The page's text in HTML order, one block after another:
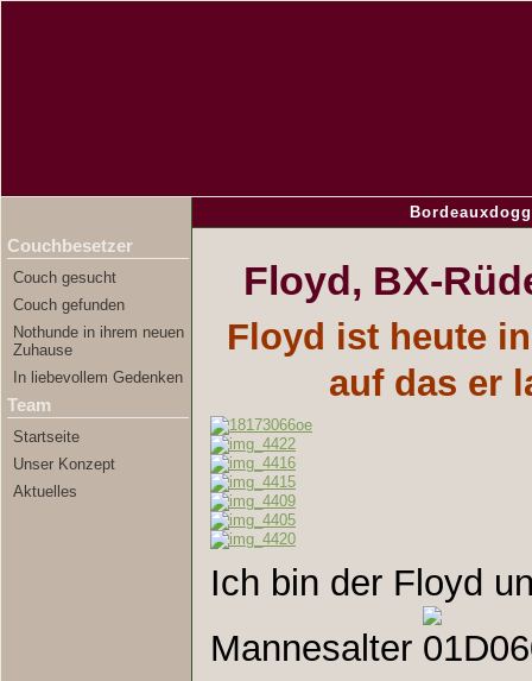
Couchbesetzer
Couch gesucht
Couch gefunden
Nothunde in ihrem neuen
Zuhause
In liebevollem Gedenken
Team
Startseite
Unser Konzept
Aktuelles
Floyd, BX-
Floyd ist heute
auf das er
Ich bin der Floyd
Mannesalter